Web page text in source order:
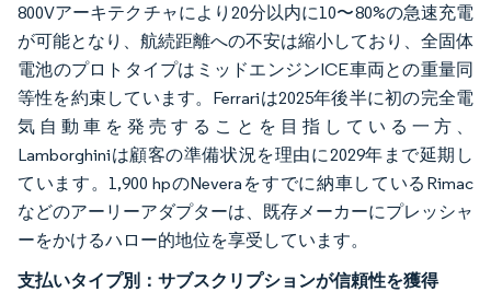
800Vアーキテクチャにより20分以内に10〜80%の急速充電
が可能となり、航続距離への不安は縮小しており、全固体
電池のプロトタイプはミッドエンジンICE車両との重量同
等性を約束しています。Ferrariは2025年後半に初の完全電
気自動車を発売することを目指している一方、
Lamborghiniは顧客の準備状況を理由に2029年まで延期し
ています。1,900 hpのNeveraをすでに納車しているRimac
などのアーリーアダプターは、既存メーカーにプレッシャ
ーをかけるハロー的地位を享受しています。
支払いタイプ別：サブスクリプションが信頼性を獲得